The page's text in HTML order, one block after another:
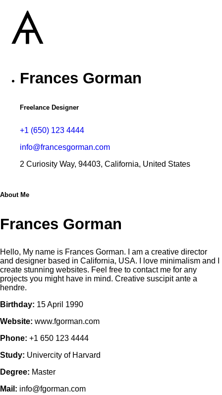
Frances Gorman
Freelance Designer
+1 (650) 123 4444
info@francesgorman.com
2 Curiosity Way, 94403, California, United States
About Me
Frances Gorman
Hello, My name is Frances Gorman. I am a creative director
and designer based in California, USA. I love minimalism and I
create stunning websites. Feel free to contact me for any
projects you might have in mind. Creative suscipit ante a
hendre.
Birthday: 15 April 1990
Website: www.fgorman.com
Phone: +1 650 123 4444
Study: Univercity of Harvard
Degree: Master
Mail: info@fgorman.com